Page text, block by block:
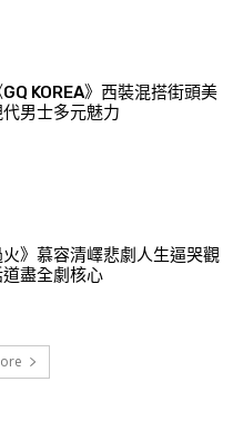
KOREA》西裝混搭街頭美
男士多元魅力
火》慕容清嶧悲劇人生逼哭觀
盡全劇核心